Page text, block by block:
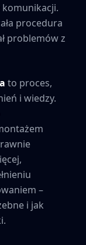
procedura
problemów z
to proces,
i wiedzy.
–
i jak